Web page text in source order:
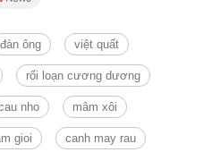
đàn ông việt quất
rối loạn cương dương
nho mâm xôi
gioi canh may rau